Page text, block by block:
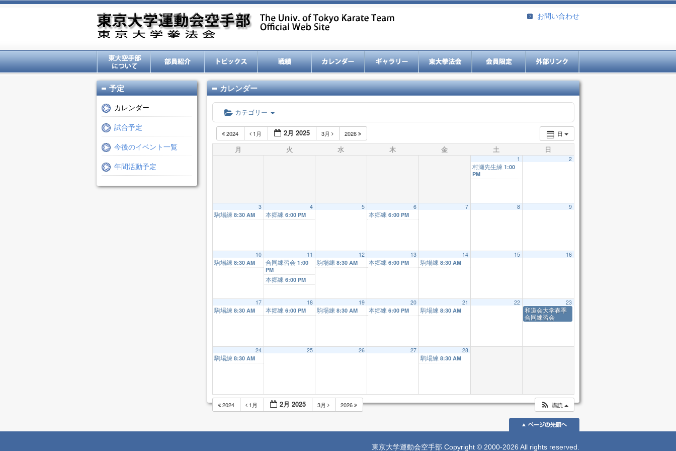
お問い合わせ
予定
カレンダー
試合予定
今後のイベント一覧
年間活動予定
カレンダー
カテゴリー
日
2024 1月 2月 2025 3月 2026
月 火 水 木 金 土 日
1
村瀬先生練 1:00
PM
2
3
駒場練 8:30 AM
4
本郷練 6:00 PM
5 6
本郷練 6:00 PM
7 8 9
10
駒場練 8:30 AM
11
合同練習会 1:00
PM
本郷練 6:00 PM
12
駒場練 8:30 AM
13
本郷練 6:00 PM
14
駒場練 8:30 AM
15 16
17
駒場練 8:30 AM
18
本郷練 6:00 PM
19
駒場練 8:30 AM
20
本郷練 6:00 PM
21
駒場練 8:30 AM
22 23
和道会大学春季
合同練習会
24
駒場練 8:30 AM
25 26 27 28
駒場練 8:30 AM
2024 1月 2月 2025 3月 2026 購読
東京大学運動会空手部 Copyright © 2000-2026 All rights reserved.